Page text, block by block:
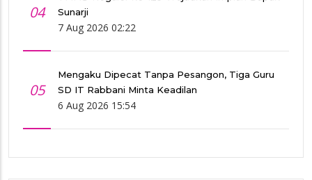
04
Sunarji
7 Aug 2026 02:22
05
Mengaku Dipecat Tanpa Pesangon, Tiga Guru
SD IT Rabbani Minta Keadilan
6 Aug 2026 15:54